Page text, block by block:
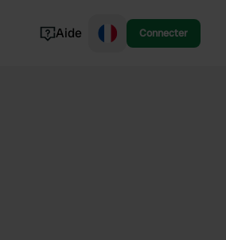
Aide Connecter